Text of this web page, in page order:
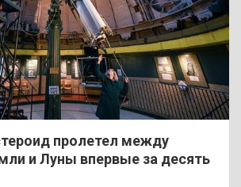
пролетел между
и Луны впервые за десять